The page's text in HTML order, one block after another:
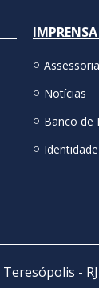
IMPRENSA
Notícias
Banco de
-